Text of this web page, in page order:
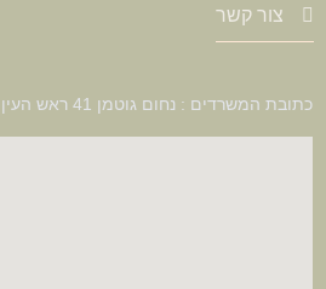
צור קשר
כתובת המשרדים : נחום גוטמן 41 ראש העין